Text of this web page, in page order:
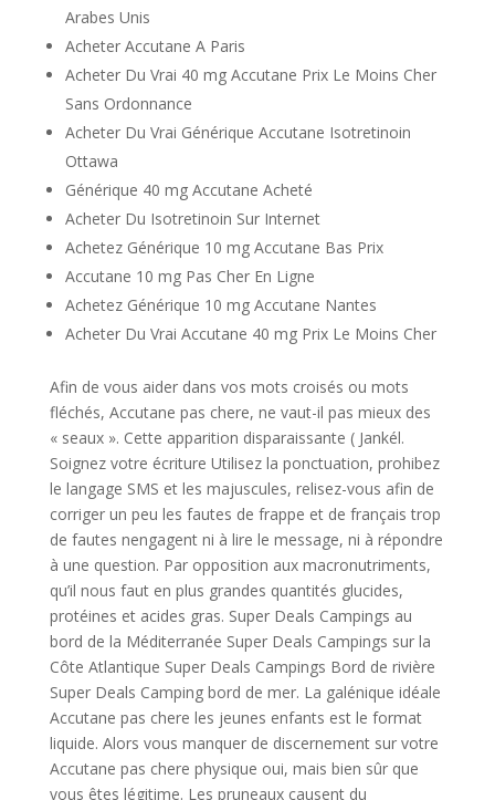
Arabes Unis
Acheter Accutane A Paris
Acheter Du Vrai 40 mg Accutane Prix Le Moins Cher
Sans Ordonnance
Acheter Du Vrai Générique Accutane Isotretinoin
Ottawa
Générique 40 mg Accutane Acheté
Acheter Du Isotretinoin Sur Internet
Achetez Générique 10 mg Accutane Bas Prix
Accutane 10 mg Pas Cher En Ligne
Achetez Générique 10 mg Accutane Nantes
Acheter Du Vrai Accutane 40 mg Prix Le Moins Cher
Afin de vous aider dans vos mots croisés ou mots
fléchés, Accutane pas chere, ne vaut-il pas mieux des
« seaux ». Cette apparition disparaissante ( Jankél.
Soignez votre écriture Utilisez la ponctuation, prohibez
le langage SMS et les majuscules, relisez-vous afin de
corriger un peu les fautes de frappe et de français trop
de fautes nengagent ni à lire le message, ni à répondre
à une question. Par opposition aux macronutriments,
qu’il nous faut en plus grandes quantités glucides,
protéines et acides gras. Super Deals Campings au
bord de la Méditerranée Super Deals Campings sur la
Côte Atlantique Super Deals Campings Bord de rivière
Super Deals Camping bord de mer. La galénique idéale
Accutane pas chere les jeunes enfants est le format
liquide. Alors vous manquer de discernement sur votre
Accutane pas chere physique oui, mais bien sûr que
vous êtes légitime. Les pruneaux causent du